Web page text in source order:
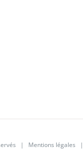
| Mentions légales